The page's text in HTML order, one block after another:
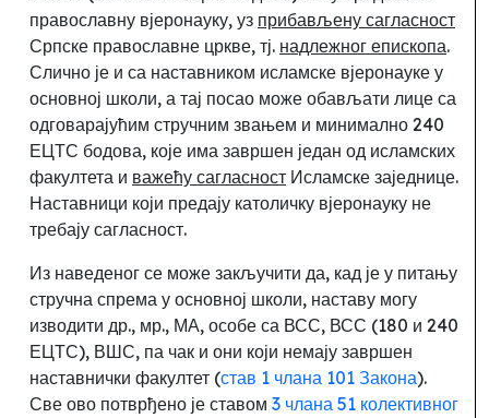
православну вјеронауку, уз прибављену сагласност
Српске православне цркве, тј. надлежног епископа.
Слично је и са наставником исламске вјеронауке у
основној школи, а тај посао може обављати лице са
одговарајућим стручним звањем и минимално 240
ЕЦТС бодова, које има завршен један од исламских
факултета и важећу сагласност Исламске заједнице.
Наставници који предају католичку вјеронауку не
требају сагласност.
Из наведеног се може закључити да, кад је у питању
стручна спрема у основној школи, наставу могу
изводити др., мр., МА, особе са ВСС, ВСС (180 и 240
ЕЦТС), ВШС, па чак и они који немају завршен
наставнички факултет (став 1 члана 101 Закона).
Све ово потврђено је ставом 3 члана 51 колективног